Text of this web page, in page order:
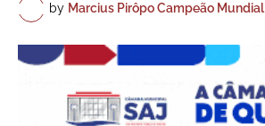
by Marcius Pirôpo Campeão Mundial